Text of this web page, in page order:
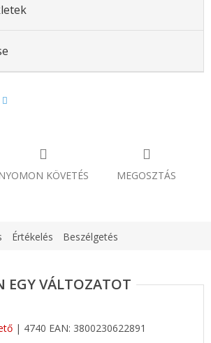
KÖVETÉS MEGOSZTÁS
Értékelés Beszélgetés
| 4740 EAN: 3800230622891